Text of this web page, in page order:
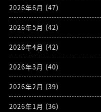
2026年6月 (47)
2026年5月 (42)
2026年4月 (42)
2026年3月 (40)
2026年2月 (39)
2026年1月 (36)